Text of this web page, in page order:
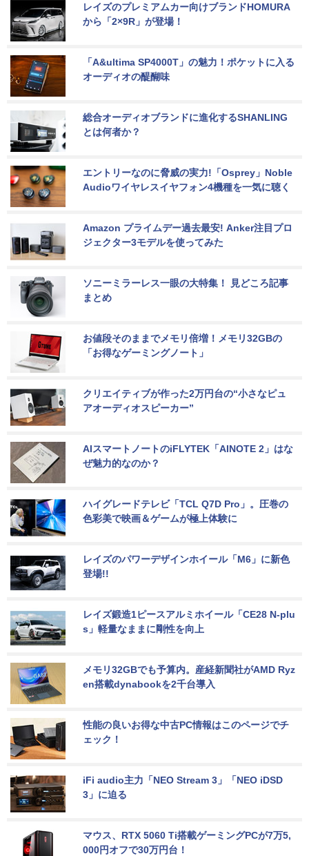
レイズのプレミアムカー向けブランドHOMURA
から「2×9R」が登場！
「A&ultima SP4000T」の魅力！ポケットに入る
オーディオの醍醐味
総合オーディオブランドに進化するSHANLING
とは何者か？
エントリーなのに脅威の実力!「Osprey」Noble
Audioワイヤレスイヤフォン4機種を一気に聴く
Amazon プライムデー過去最安! Anker注目プロ
ジェクター3モデルを使ってみた
ソニーミラーレス一眼の大特集！ 見どころ記事
まとめ
お値段そのままでメモリ倍増！メモリ32GBの
「お得なゲーミングノート」
クリエイティブが作った2万円台の“小さなピュ
アオーディオスピーカー”
AIスマートノートのiFLYTEK「AINOTE 2」はな
ぜ魅力的なのか？
ハイグレードテレビ「TCL Q7D Pro」。圧巻の
色彩美で映画＆ゲームが極上体験に
レイズのパワーデザインホイール「M6」に新色
登場!!
レイズ鍛造1ピースアルミホイール「CE28 N-plu
s」軽量なままに剛性を向上
メモリ32GBでも予算内。産経新聞社がAMD Ryz
en搭載dynabookを2千台導入
性能の良いお得な中古PC情報はこのページでチ
ェック！
iFi audio主力「NEO Stream 3」「NEO iDSD
3」に迫る
マウス、RTX 5060 Ti搭載ゲーミングPCが7万5,
000円オフで30万円台！